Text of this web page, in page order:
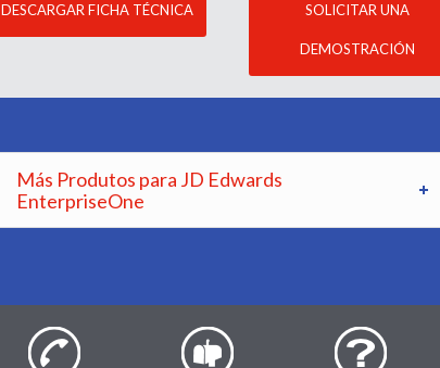
DESCARGAR FICHA TÉCNICA SOLICITAR UNA
DEMOSTRACIÓN
Más Produtos para JD Edwards
EnterpriseOne